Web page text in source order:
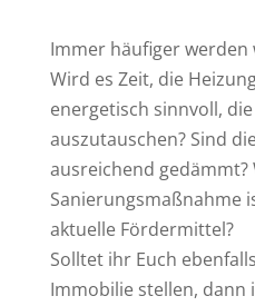
Immer häufiger werden
Wird es Zeit, die
energetisch sinnvoll,
auszutauschen? Sind
ausreichend gedämmt?
Sanierungsmaßnahme
aktuelle Fördermittel?
Solltet ihr Euch
Immobilie stellen, dann